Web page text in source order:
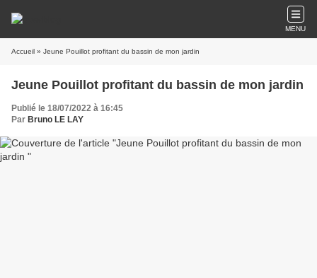
MENU
Accueil » Jeune Pouillot profitant du bassin de mon jardin
Jeune Pouillot profitant du bassin de mon jardin
Publié le 18/07/2022 à 16:45
Par Bruno LE LAY